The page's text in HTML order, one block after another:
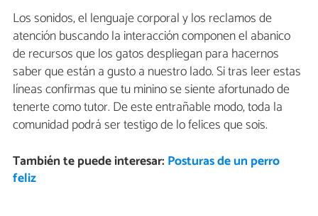
Los sonidos, el lenguaje corporal y los reclamos de
atención buscando la interacción componen el abanico
de recursos que los gatos despliegan para hacernos
saber que están a gusto a nuestro lado. Si tras leer estas
líneas confirmas que tu minino se siente afortunado de
tenerte como tutor. De este entrañable modo, toda la
comunidad podrá ser testigo de lo felices que sois.
También te puede interesar: Posturas de un perro
feliz